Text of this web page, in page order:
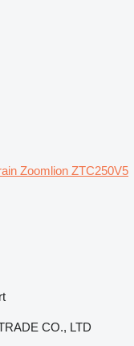
Zoomlion ZTC250V5
CO., LTD